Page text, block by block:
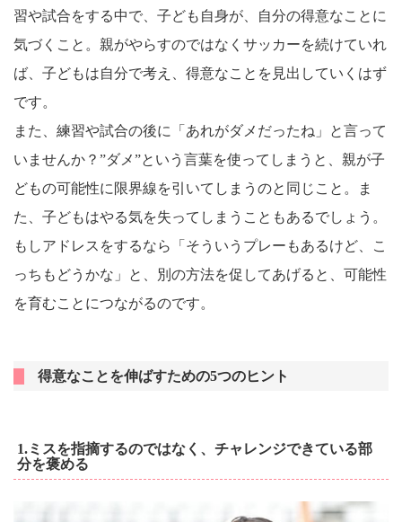
習や試合をする中で、子ども自身が、自分の得意なことに
気づくこと。親がやらすのではなくサッカーを続けていれ
ば、子どもは自分で考え、得意なことを見出していくはず
です。
また、練習や試合の後に「あれがダメだったね」と言って
いませんか？”ダメ”という言葉を使ってしまうと、親が子
どもの可能性に限界線を引いてしまうのと同じこと。ま
た、子どもはやる気を失ってしまうこともあるでしょう。
もしアドレスをするなら「そういうプレーもあるけど、こ
っちもどうかな」と、別の方法を促してあげると、可能性
を育むことにつながるのです。
得意なことを伸ばすための5つのヒント
1.ミスを指摘するのではなく、チャレンジできている部
分を褒める